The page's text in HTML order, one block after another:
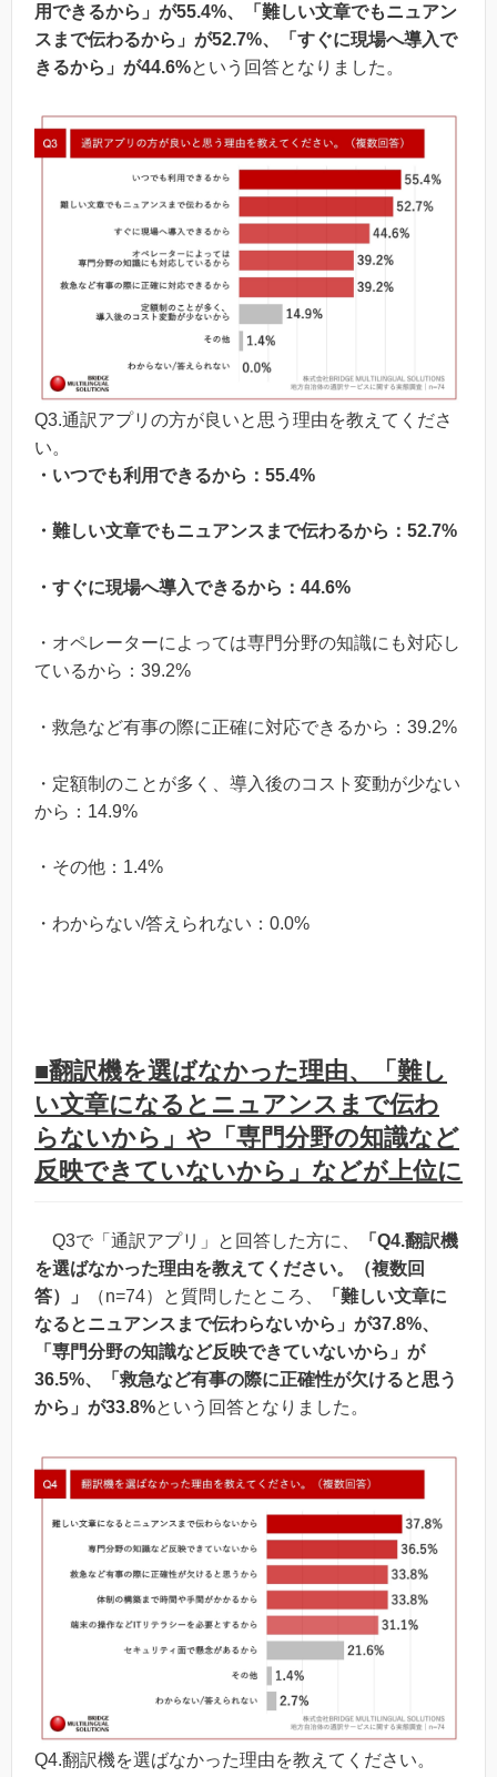
用できるから」が55.4%、「難しい文章でもニュアン
スまで伝わるから」が52.7%、「すぐに現場へ導入で
きるから」が44.6%という回答となりました。
Q3.通訳アプリの方が良いと思う理由を教えてくださ
い。
・いつでも利用できるから：55.4%
・難しい文章でもニュアンスまで伝わるから：52.7%
・すぐに現場へ導入できるから：44.6%
・オペレーターによっては専門分野の知識にも対応し
ているから：39.2%
・救急など有事の際に正確に対応できるから：39.2%
・定額制のことが多く、導入後のコスト変動が少ない
から：14.9%
・その他：1.4%
・わからない/答えられない：0.0%
■翻訳機を選ばなかった理由、「難し
い文章になるとニュアンスまで伝わ
らないから」や「専門分野の知識など
反映できていないから」などが上位に
Q3で「通訳アプリ」と回答した方に、
「Q4.翻訳機
を選ばなかった理由を教えてください。（複数回
答）」
（n=74）と質問したところ、
「難しい文章に
なるとニュアンスまで伝わらないから」が37.8%、
「専門分野の知識など反映できていないから」が
36.5%、「救急など有事の際に正確性が欠けると思う
から」が33.8%という回答となりました。
Q4.翻訳機を選ばなかった理由を教えてください。